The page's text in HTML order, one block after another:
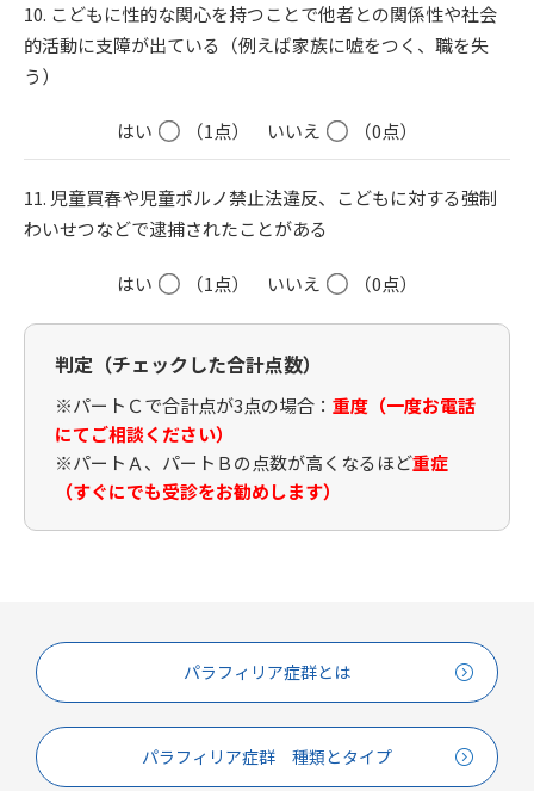
10. こどもに性的な関心を持つことで他者との関係性や社会
的活動に支障が出ている（例えば家族に嘘をつく、職を失
う）
はい （1点） いいえ （0点）
11. 児童買春や児童ポルノ禁止法違反、こどもに対する強制
わいせつなどで逮捕されたことがある
はい （1点） いいえ （0点）
判定（チェックした合計点数）
※パートＣで合計点が3点の場合： 重度（一度お電話
にてご相談ください）
※パートＡ、パートＢの点数が高くなるほど重症
（すぐにでも受診をお勧めします）
パラフィリア症群とは
パラフィリア症群 種類とタイプ